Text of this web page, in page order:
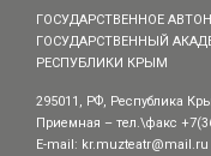
ГОСУДАРСТВЕННОЕ
ГОСУДАРСТВЕННЫЙ
РЕСПУБЛИКИ КРЫМ
295011, РФ, Республика
Приемная – тел.\факс
E-mail: kr.muzteatr@mail.ru